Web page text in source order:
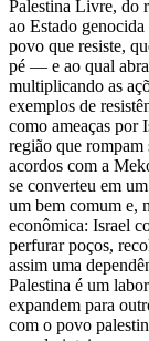
Palestina Livre, do
ao Estado
povo que resiste,
pé — e ao qual
multiplicando as
exemplos de
como ameaças por
região que rompam
acordos com a
se converteu em
um bem comum e,
econômica: Israel
perfurar poços,
assim uma
Palestina é um
expandem para
com o povo